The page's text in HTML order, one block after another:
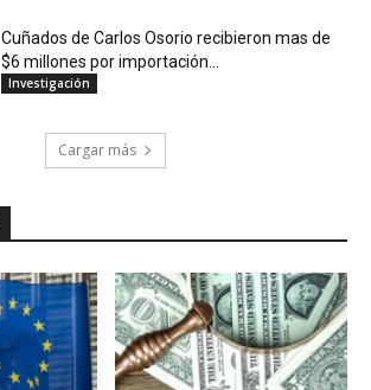
Cuñados de Carlos Osorio recibieron mas de
$6 millones por importación...
Investigación
Cargar más